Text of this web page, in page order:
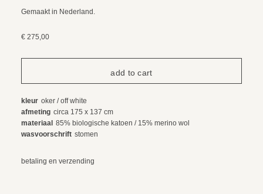
Gemaakt in Nederland.
€ 275,00
kleur oker / off white
afmeting circa 175 x 137 cm
materiaal 85% biologische katoen / 15% merino wol
wasvoorschrift stomen
betaling en verzending